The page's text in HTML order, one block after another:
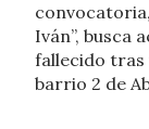
Iván”, busca
fallecido
barrio 2 de